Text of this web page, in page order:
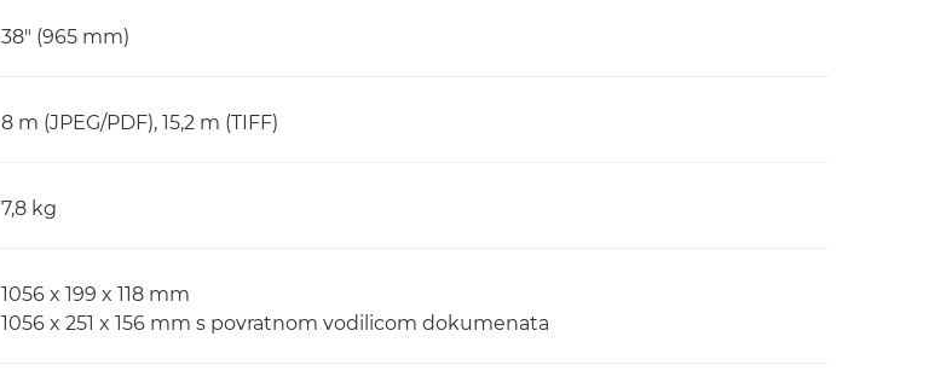
38" (965 mm)
8 m (JPEG/PDF), 15,2 m (TIFF)
7,8 kg
1056 x 199 x 118 mm
1056 x 251 x 156 mm s povratnom vodilicom dokumenata